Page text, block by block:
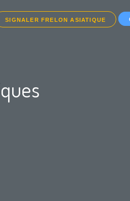
SIGNALER FRELON ASIATIQUE